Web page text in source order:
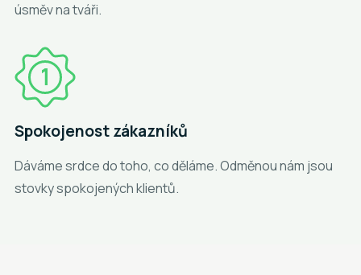
úsměv na tváři.
Spokojenost zákazníků
Dáváme srdce do toho, co děláme. Odměnou nám jsou
stovky spokojených klientů.